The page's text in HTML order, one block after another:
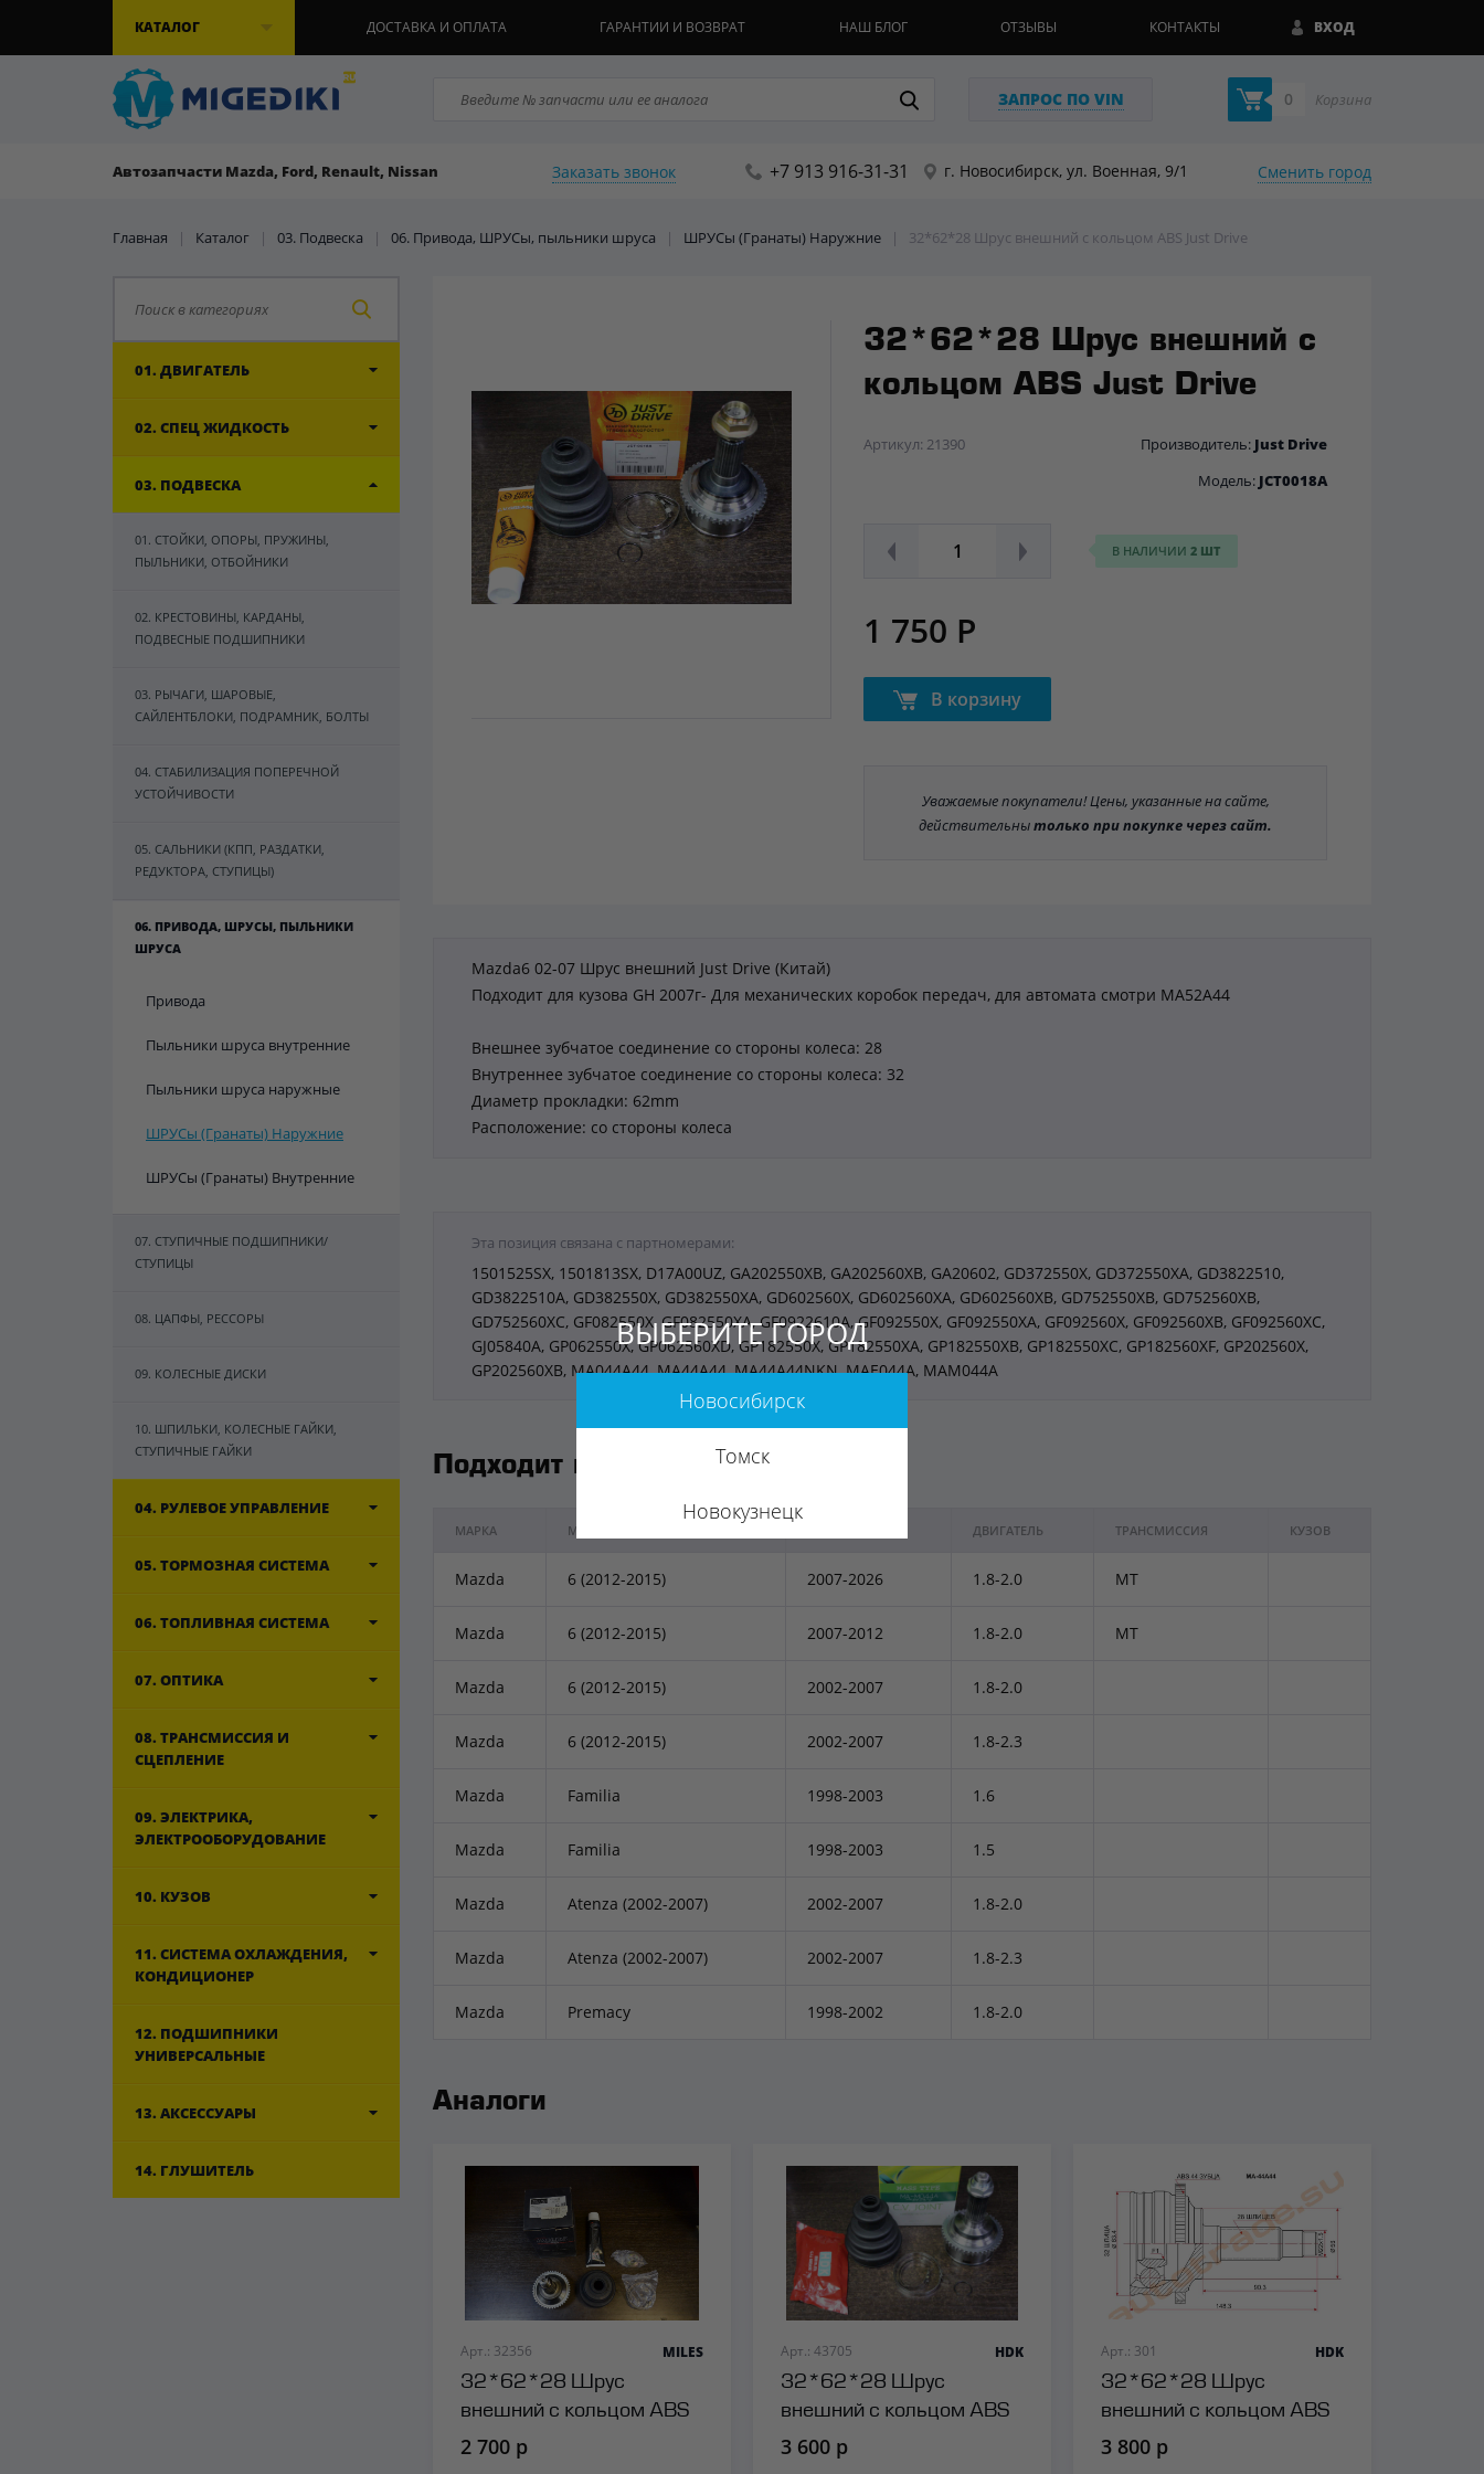
КАТАЛОГ ВХОД
ДОСТАВКА И ОПЛАТА ГАРАНТИИ И ВОЗВРАТ НАШ БЛОГ ОТЗЫВЫ КОНТАКТЫ
ЗАПРОС ПО VIN 0 Корзина
Автозапчасти Mazda, Ford, Renault, Nissan Заказать звонок +7 913 916-31-31 г. Новосибирск, ул. Военная, 9/1 Сменить город
Главная | Каталог | 03. Подвеска | 06. Привода, ШРУСы, пыльники шруса | ШРУСы (Гранаты) Наружние | 32*62*28 Шрус внешний с кольцом ABS Just Drive
01. ДВИГАТЕЛЬ
02. СПЕЦ ЖИДКОСТЬ
03. ПОДВЕСКА
01. СТОЙКИ, ОПОРЫ, ПРУЖИНЫ,
ПЫЛЬНИКИ, ОТБОЙНИКИ
02. КРЕСТОВИНЫ, КАРДАНЫ,
ПОДВЕСНЫЕ ПОДШИПНИКИ
03. РЫЧАГИ, ШАРОВЫЕ,
САЙЛЕНТБЛОКИ, ПОДРАМНИК, БОЛТЫ
04. СТАБИЛИЗАЦИЯ ПОПЕРЕЧНОЙ
УСТОЙЧИВОСТИ
05. САЛЬНИКИ (КПП, РАЗДАТКИ,
РЕДУКТОРА, СТУПИЦЫ)
06. ПРИВОДА, ШРУСЫ, ПЫЛЬНИКИ
ШРУСА
Привода
Пыльники шруса внутренние
Пыльники шруса наружные
ШРУСы (Гранаты) Наружние
ШРУСы (Гранаты) Внутренние
07. СТУПИЧНЫЕ ПОДШИПНИКИ/
СТУПИЦЫ
08. ЦАПФЫ, РЕССОРЫ
09. КОЛЕСНЫЕ ДИСКИ
10. ШПИЛЬКИ, КОЛЕСНЫЕ ГАЙКИ,
СТУПИЧНЫЕ ГАЙКИ
04. РУЛЕВОЕ УПРАВЛЕНИЕ
05. ТОРМОЗНАЯ СИСТЕМА
06. ТОПЛИВНАЯ СИСТЕМА
07. ОПТИКА
08. ТРАНСМИССИЯ И
СЦЕПЛЕНИЕ
09. ЭЛЕКТРИКА,
ЭЛЕКТРООБОРУДОВАНИЕ
10. КУЗОВ
11. СИСТЕМА ОХЛАЖДЕНИЯ,
КОНДИЦИОНЕР
12. ПОДШИПНИКИ
УНИВЕРСАЛЬНЫЕ
13. АКСЕССУАРЫ
14. ГЛУШИТЕЛЬ
32*62*28 Шрус внешний с
кольцом ABS Just Drive
Артикул: 21390 Производитель: Just Drive
Модель: JCT0018A
В НАЛИЧИИ 2 ШТ
1 750 Р
В корзину
Уважаемые покупатели! Цены, указанные на сайте,
действительнытолько при покупке через сайт.
Mazda6 02-07 Шрус внешний Just Drive (Китай)
Подходит для кузова GH 2007г- Для механических коробок передач, для автомата смотри MA52A44
Внешнее зубчатое соединение со стороны колеса: 28
Внутреннее зубчатое соединение со стороны колеса: 32
Диаметр прокладки: 62mm
Расположение: со стороны колеса
Эта позиция связана с партномерами:
1501525SX, 1501813SX, D17A00UZ, GA202550XB, GA202560XB, GA20602, GD372550X, GD372550XA, GD3822510,
GD3822510A, GD382550X, GD382550XA, GD602560X, GD602560XA, GD602560XB, GD752550XB, GD752560XB,
GD752560XC, GF082550X, GF082550XA, GF0922610A, GF092550X, GF092550XA, GF092560X, GF092560XB, GF092560XC,
GJ05840A, GP062550X, GP062560XD, GP182550X, GP182550XA, GP182550XB, GP182550XC, GP182560XF, GP202560X,
GP202560XB, MA044A44, MA44A44, MA44A44NKN, MAE044A, MAM044A
Подходит к автомобилям
МАРКА МОДЕЛЬ ДВИГАТЕЛЬ ТРАНСМИССИЯ КУЗОВ
Mazda 6 (2012-2015) 2007-2026 1.8-2.0 MT
Mazda 6 (2012-2015) 2007-2012 1.8-2.0 MT
Mazda 6 (2012-2015) 2002-2007 1.8-2.0
Mazda 6 (2012-2015) 2002-2007 1.8-2.3
Mazda Familia 1998-2003 1.6
Mazda Familia 1998-2003 1.5
Mazda Atenza (2002-2007) 2002-2007 1.8-2.0
Mazda Atenza (2002-2007) 2002-2007 1.8-2.3
Mazda Premacy 1998-2002 1.8-2.0
Аналоги
Арт.: 32356
32*62*28 Шрус
внешний с кольцом ABS
Miles
MILES
2 700 р
Арт.: 43705
32*62*28 Шрус
внешний с кольцом ABS
HDK
HDK
3 600 р
Арт.: 301
32*62*28 Шрус
внешний с кольцом ABS
HDK
HDK
3 800 р
ВЫБЕРИТЕ ГОРОД
Новосибирск
Томск
Новокузнецк